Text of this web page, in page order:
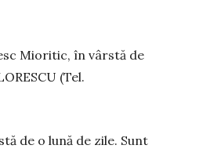
Mioritic, în vârstă de
(Tel.
de o lună de zile. Sunt